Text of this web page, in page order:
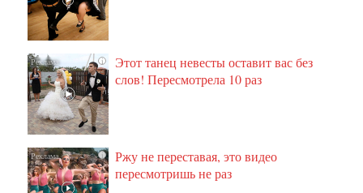
i
Этот танец невесты оставит вас без
слов! Пересмотрела 10 раз
i
Ржу не переставая, это видео
пересмотришь не раз